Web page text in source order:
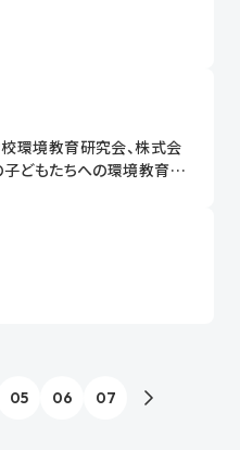
環境教育研究会、株式会
どもたちへの環境教育・
05 06 07